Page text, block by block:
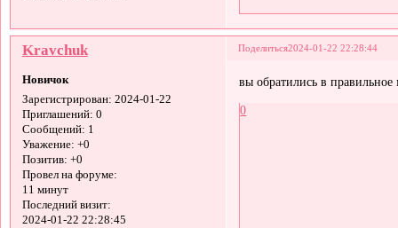
Поделиться2024-01-22 22:28:44
Kravchuk
Новичок
Зарегистрирован: 2024-01-22
Приглашений: 0
Сообщений: 1
Уважение: +0
Позитив: +0
Провел на форуме:
11 минут
Последний визит:
2024-01-22 22:28:45
вы обратились в
0